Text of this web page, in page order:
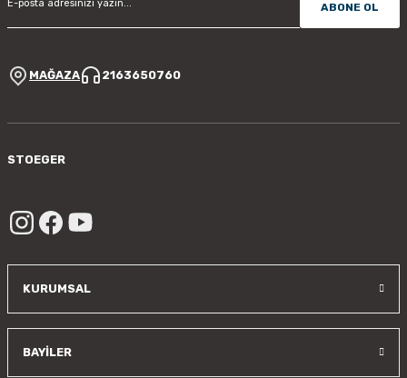
ABONE OL
MAĞAZA 2163650760
STOEGER
KURUMSAL
BAYİLER